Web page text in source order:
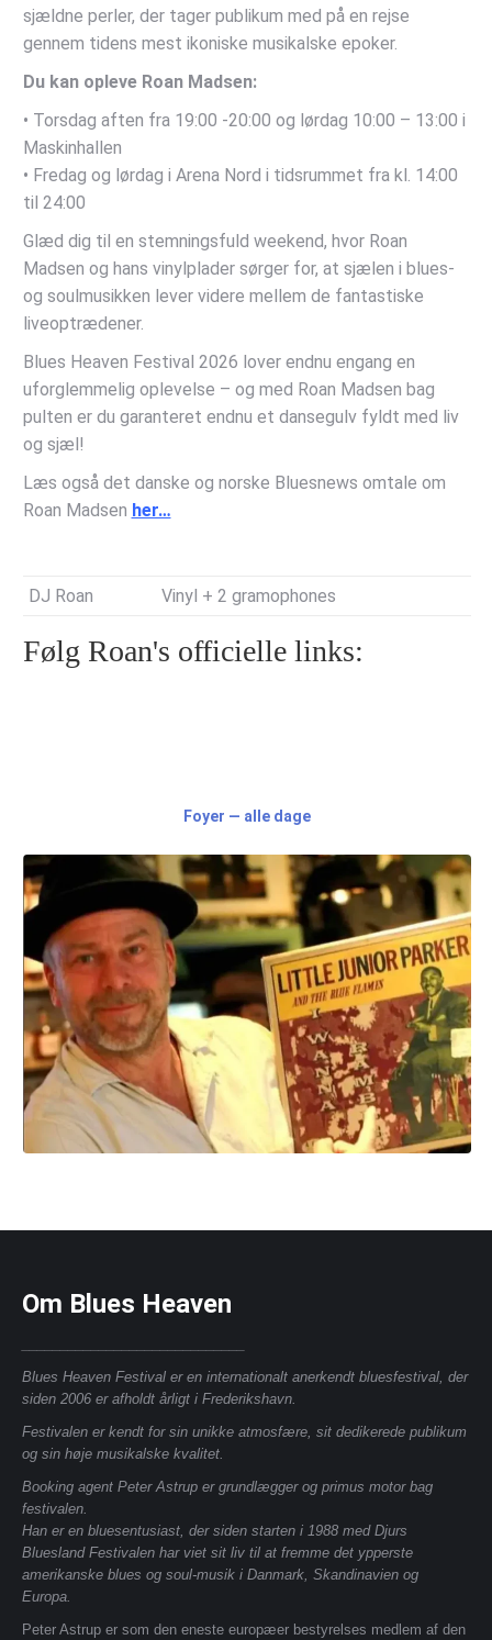
sjældne perler, der tager publikum med på en rejse
gennem tidens mest ikoniske musikalske epoker.
Du kan opleve Roan Madsen:
• Torsdag aften fra 19:00 -20:00 og lørdag 10:00 – 13:00 i
Maskinhallen
• Fredag og lørdag i Arena Nord i tidsrummet fra kl. 14:00
til 24:00
Glæd dig til en stemningsfuld weekend, hvor Roan
Madsen og hans vinylplader sørger for, at sjælen i blues-
og soulmusikken lever videre mellem de fantastiske
liveoptrædener.
Blues Heaven Festival 2026 lover endnu engang en
uforglemmelig oplevelse – og med Roan Madsen bag
pulten er du garanteret endnu et dansegulv fyldt med liv
og sjæl!
Læs også det danske og norske Bluesnews omtale om
Roan Madsen her…
DJ Roan Vinyl + 2 gramophones
Følg Roan's officielle links:
Foyer — alle dage
Om Blues Heaven
Blues Heaven Festival er en internationalt anerkendt bluesfestival, der
siden 2006 er afholdt årligt i Frederikshavn.
Festivalen er kendt for sin unikke atmosfære, sit dedikerede publikum
og sin høje musikalske kvalitet.
Booking agent Peter Astrup er grundlægger og primus motor bag
festivalen.
Han er en bluesentusiast, der siden starten i 1988 med Djurs
Bluesland Festivalen har viet sit liv til at fremme det ypperste
amerikanske blues og soul-musik i Danmark, Skandinavien og
Europa.
Peter Astrup er som den eneste europæer bestyrelses medlem af den